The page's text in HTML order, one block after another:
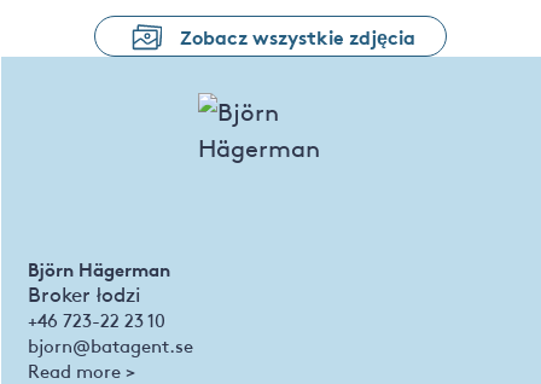
Zobacz wszystkie zdjęcia
Björn Hägerman
Broker łodzi
+46 723-22 23 10
bjorn@batagent.se
Read more >